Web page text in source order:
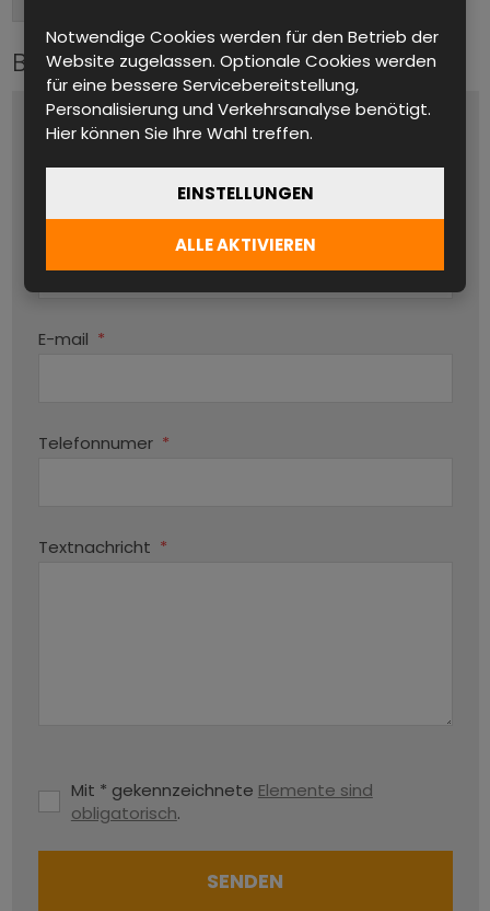
Bitte kontaktieren Sie uns
Name und Vorname *
E-mail *
Telefonnumer *
Textnachricht *
Mit * gekennzeichnete Elemente sind
obligatorisch.
SENDEN
Notwendige Cookies werden für den Betrieb der
Website zugelassen. Optionale Cookies werden
für eine bessere Servicebereitstellung,
Personalisierung und Verkehrsanalyse benötigt.
Hier können Sie Ihre Wahl treffen.
EINSTELLUNGEN
ALLE AKTIVIEREN